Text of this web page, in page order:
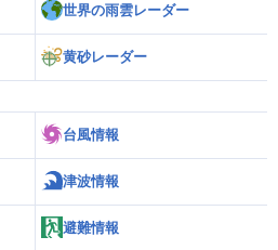
世界の雨雲レーダー
黄砂レーダー
台風情報
津波情報
避難情報